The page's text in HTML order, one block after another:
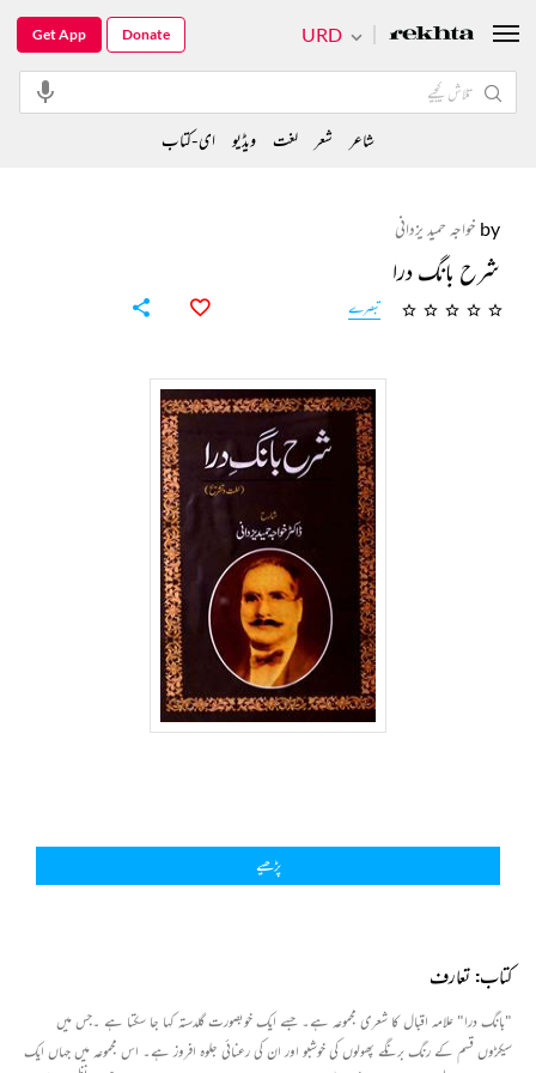
by خواجہ حمید یزدانی
شرح بانگ درا
تبصرے
پڑھیے
کتاب: تعارف
"بانگ درا" علامہ اقبال کا شعری مجموعہ ہے۔ جسے ایک خوبصورت گلدستہ کہا جا سکتا ہے ۔جس میں
سیکڑوں قسم کے رنگ برنگے پھولوں کی خوشبو اور ان کی رعنائی جلوہ افروز ہے۔ اس مجموعہ میں جہاں ایک
URD
Get App Donate
شاعر شعر لغت ویڈیو ای-کتاب